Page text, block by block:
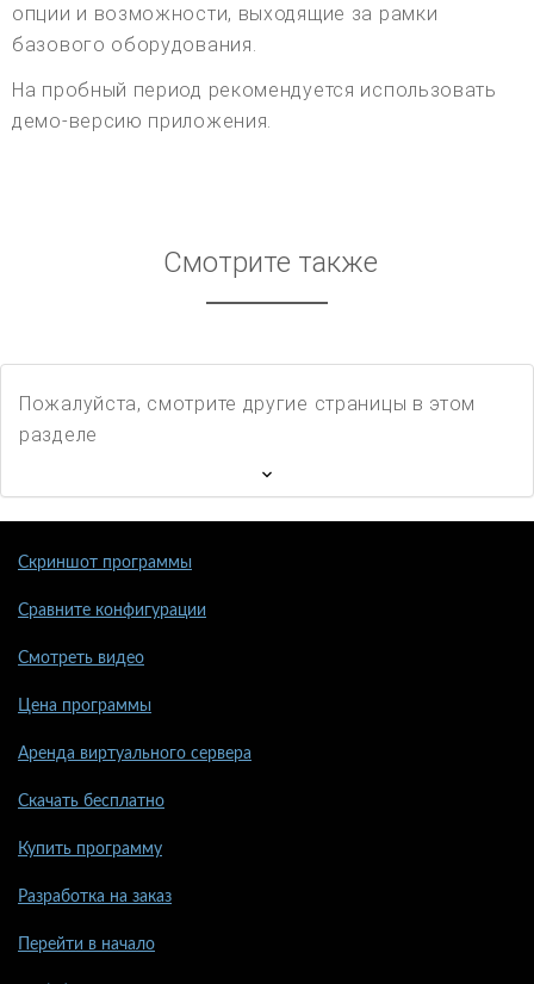
опции и возможности, выходящие за рамки
базового оборудования.
На пробный период рекомендуется использовать
демо-версию приложения.
Смотрите также
Пожалуйста, смотрите другие страницы в этом
разделе
Скриншот программы
Сравните конфигурации
Смотреть видео
Цена программы
Аренда виртуального сервера
Скачать бесплатно
Купить программу
Разработка на заказ
Перейти в начало